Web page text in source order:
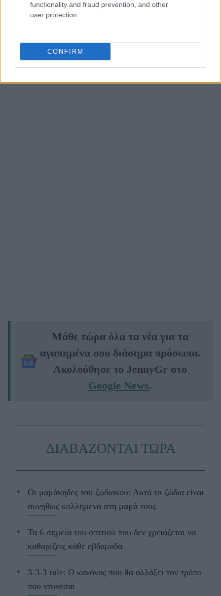
functionality and fraud prevention, and other
user protection.
CONFIRM
Μάθε τώρα όλα τα νέα για τα
αγαπημένα σου διάσημα πρόσωπα.
Ακολούθησε το JennyGr στο
Google News.
ΔΙΑΒΑΖΟΝΤΑΙ ΤΩΡΑ
Οι μαμάκηδες του ζωδιακού: Αυτά τα ζώδια είναι
συνήθως κολλημένα στη μαμά τους
Τα 6 σημεία του σπιτιού που δεν χρειάζεται να
καθαρίζεις κάθε εβδομάδα
3-3-3 rule: Ο κανόνας που θα αλλάξει τον τρόπο
που ντύνεσαι